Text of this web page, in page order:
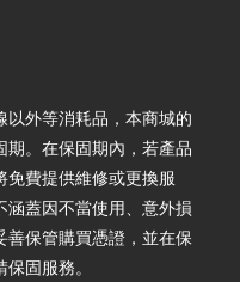
外等消耗品，本商城的
期。在保固期內，若產品
免費提供維修或更換服
蓋因不當使用、意外損
善保管購買憑證，並在保
固服務。